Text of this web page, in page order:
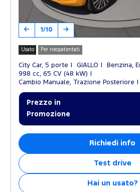
1/10
Usato Per neopatentati
City Car, 5 porte GIALLO
Benzina,
998 cc, 65 CV (48 kW)
Cambio Manuale, Trazione Posteriore
Prezzo in
Promozione
Richiedi info
Test drive
Hai un usato?